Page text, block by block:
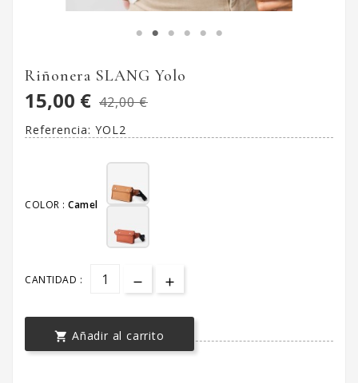
Riñonera SLANG Yolo
15,00 € 42,00 €
Referencia: YOL2
COLOR : Camel
CANTIDAD :
 Añadir al carrito